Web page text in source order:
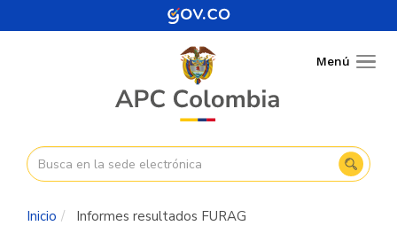
al
Menú
Inicio Informes resultados FURAG